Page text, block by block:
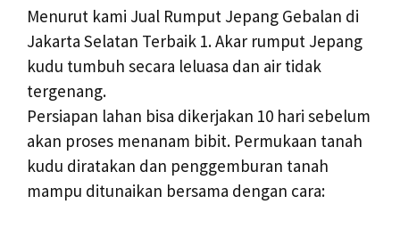
Menurut kami Jual Rumput Jepang Gebalan di
Jakarta Selatan Terbaik 1. Akar rumput Jepang
kudu tumbuh secara leluasa dan air tidak
tergenang.
Persiapan lahan bisa dikerjakan 10 hari sebelum
akan proses menanam bibit. Permukaan tanah
kudu diratakan dan penggemburan tanah
mampu ditunaikan bersama dengan cara: